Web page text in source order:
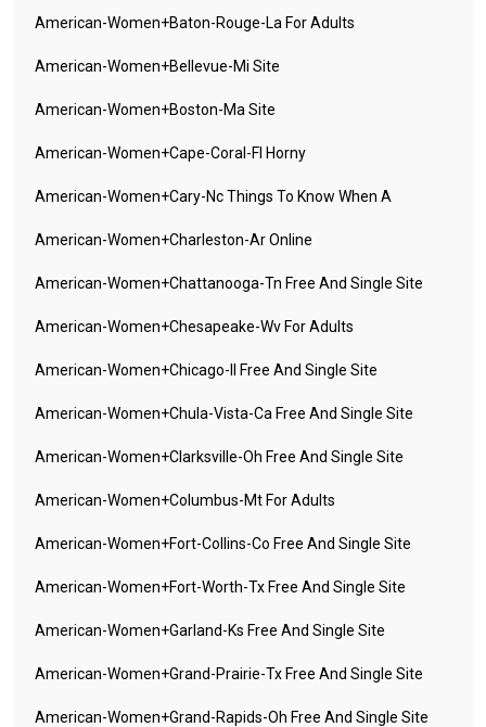
American-Women+baton-Rouge-La For Adults
American-Women+bellevue-Mi Site
American-Women+boston-Ma Site
American-Women+cape-Coral-Fl Horny
American-Women+cary-Nc Things To Know When A
American-Women+charleston-Ar Online
American-Women+chattanooga-Tn Free And Single Site
American-Women+chesapeake-Wv For Adults
American-Women+chicago-Il Free And Single Site
American-Women+chula-Vista-Ca Free And Single Site
American-Women+clarksville-Oh Free And Single Site
American-Women+columbus-Mt For Adults
American-Women+fort-Collins-Co Free And Single Site
American-Women+fort-Worth-Tx Free And Single Site
American-Women+garland-Ks Free And Single Site
American-Women+grand-Prairie-Tx Free And Single Site
American-Women+grand-Rapids-Oh Free And Single Site